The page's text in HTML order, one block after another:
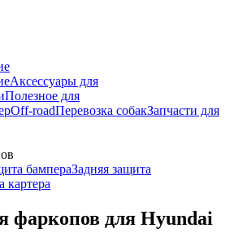
Аксессуары для
Полезное для
Off-roadПеревозка собакЗапчасти для
бампераЗадняя защита
картера
фаркопов для Hyundai